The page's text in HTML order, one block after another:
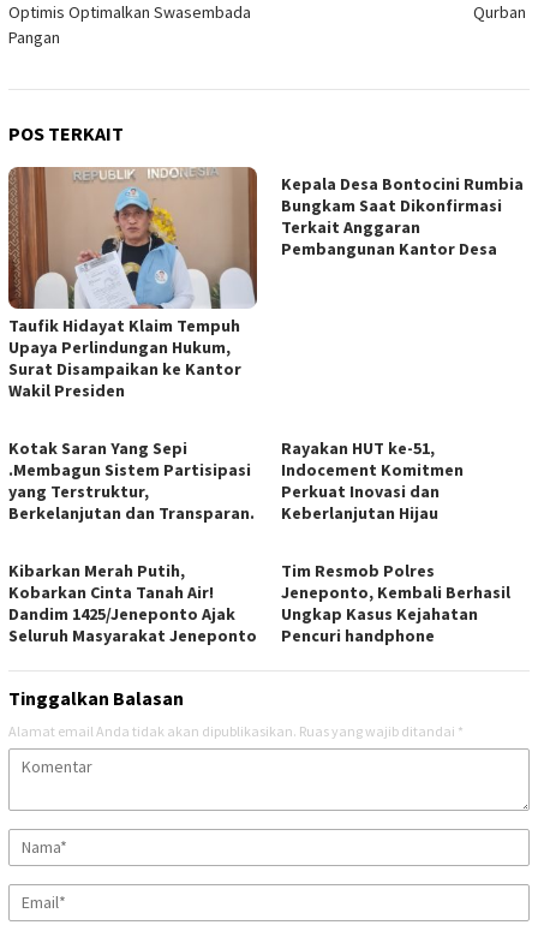
Optimis Optimalkan Swasembada
Pangan
Qurban
POS TERKAIT
Taufik Hidayat Klaim Tempuh
Upaya Perlindungan Hukum,
Surat Disampaikan ke Kantor
Wakil Presiden
Kepala Desa Bontocini Rumbia
Bungkam Saat Dikonfirmasi
Terkait Anggaran
Pembangunan Kantor Desa
Kotak Saran Yang Sepi
.Membagun Sistem Partisipasi
yang Terstruktur,
Berkelanjutan dan Transparan.
Rayakan HUT ke-51,
Indocement Komitmen
Perkuat Inovasi dan
Keberlanjutan Hijau
Kibarkan Merah Putih,
Kobarkan Cinta Tanah Air!
Dandim 1425/Jeneponto Ajak
Seluruh Masyarakat Jeneponto
Tim Resmob Polres
Jeneponto, Kembali Berhasil
Ungkap Kasus Kejahatan
Pencuri handphone
Tinggalkan Balasan
Alamat email Anda tidak akan dipublikasikan. Ruas yang wajib ditandai *